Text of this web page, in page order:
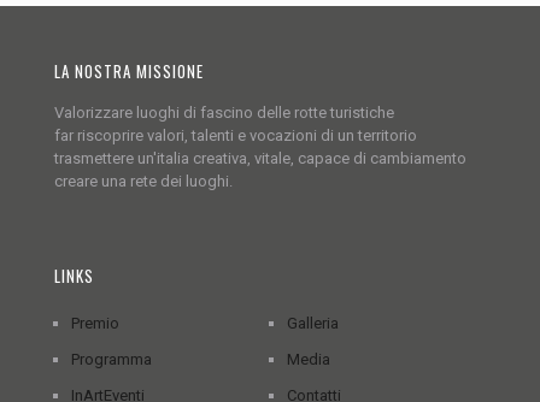
LA NOSTRA MISSIONE
Valorizzare luoghi di fascino delle rotte turistiche
far riscoprire valori, talenti e vocazioni di un territorio
trasmettere un'italia creativa, vitale, capace di cambiamento
creare una rete dei luoghi.
LINKS
Premio
Programma
InArtEventi
Galleria
Media
Contatti